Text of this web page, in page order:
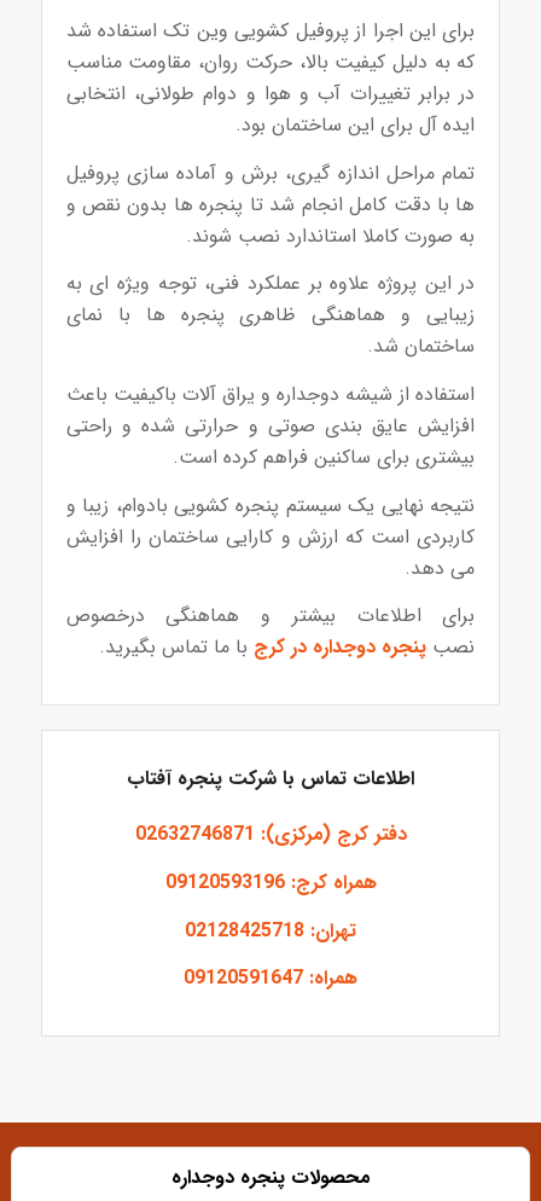
برای این اجرا از پروفیل کشویی وین تک استفاده شد
که به دلیل کیفیت بالا، حرکت روان، مقاومت مناسب
در برابر تغییرات آب و هوا و دوام طولانی، انتخابی
ایده آل برای این ساختمان بود.
تمام مراحل اندازه گیری، برش و آماده سازی پروفیل
ها با دقت کامل انجام شد تا پنجره ها بدون نقص و
به صورت کاملا استاندارد نصب شوند.
در این پروژه علاوه بر عملکرد فنی، توجه ویژه ای به
زیبایی و هماهنگی ظاهری پنجره ها با نمای
ساختمان شد.
استفاده از شیشه دوجداره و یراق آلات باکیفیت باعث
افزایش عایق بندی صوتی و حرارتی شده و راحتی
بیشتری برای ساکنین فراهم کرده است.
نتیجه نهایی یک سیستم پنجره کشویی بادوام، زیبا و
کاربردی است که ارزش و کارایی ساختمان را افزایش
می دهد.
برای اطلاعات بیشتر و هماهنگی درخصوص
نصب پنجره دوجداره در کرج با ما تماس بگیرید.
اطلاعات تماس با شرکت پنجره آفتاب
دفتر کرج (مرکزی): 02632746871
همراه کرج: 09120593196
تهران: 02128425718
همراه: 09120591647
محصولات پنجره دوجداره